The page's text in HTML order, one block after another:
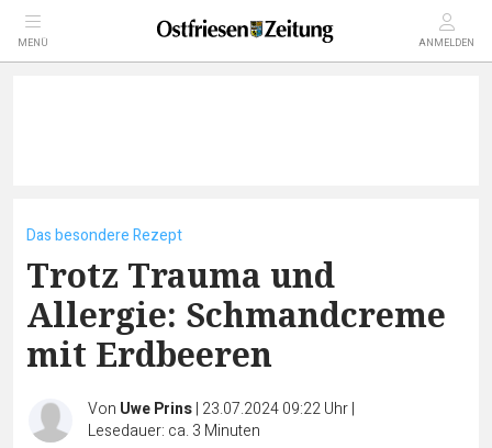
MENÜ ANMELDEN
Das besondere Rezept
Trotz Trauma und
Allergie: Schmandcreme
mit Erdbeeren
Von Uwe Prins| 23.07.2024 09:22 Uhr|
Lesedauer: ca. 3 Minuten